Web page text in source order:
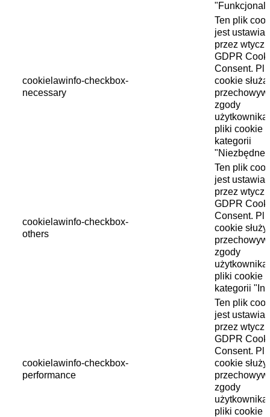
cookielawinfo-checkbox-
necessary
Ten plik
jest
przez
GDPR
Consent.
cookie
zgody
użytkownika
pliki cookie
kategorii
cookielawinfo-checkbox-
others
Ten plik
jest
przez
GDPR
Consent.
cookie służy
zgody
użytkownika
pliki cookie
kategorii
cookielawinfo-checkbox-
performance
Ten plik
jest
przez
GDPR
Consent.
cookie służy
zgody
użytkownika
pliki cookie